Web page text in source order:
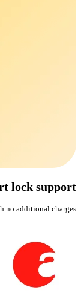
lock support
no additional charges.